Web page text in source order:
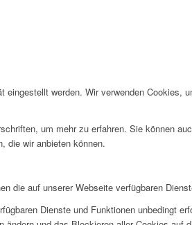
eingestellt werden. Wir verwenden
um mehr zu erfahren. Sie können
die wir anbieten können.
die auf unserer Webseite verfügbaren
Dienste und Funktionen unbedingt